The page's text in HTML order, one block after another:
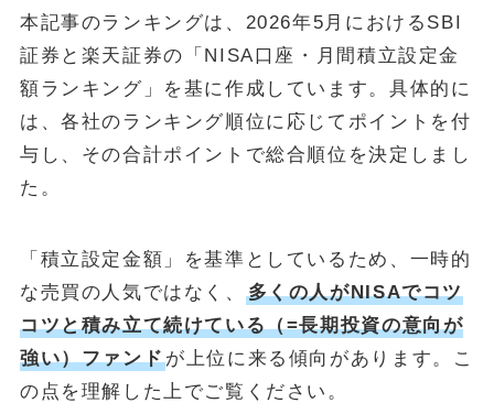
本記事のランキングは、2026年5月におけるSBI
証券と楽天証券の「NISA口座・月間積立設定金
額ランキング」を基に作成しています。具体的に
は、各社のランキング順位に応じてポイントを付
与し、その合計ポイントで総合順位を決定しまし
た。
「積立設定金額」を基準としているため、一時的
な売買の人気ではなく、
多くの人がNISAでコツ
コツと積み立て続けている（=長期投資の意向が
強い）ファンドが上位に来る傾向があります。こ
の点を理解した上でご覧ください。